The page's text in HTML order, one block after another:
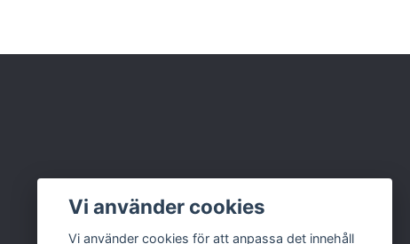
Vi använder cookies
Vi använder cookies för att anpassa det innehåll